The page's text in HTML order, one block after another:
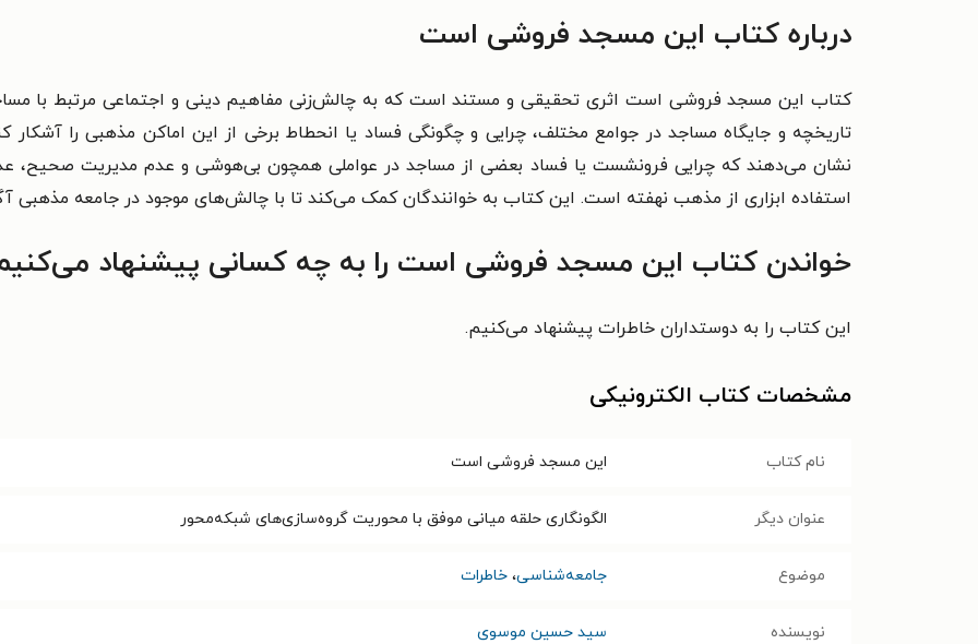
درباره کتاب این مسجد فروشی است
کتاب این مسجد فروشی است اثری تحقیقی و مستند است که به چالش‌زنی مفاهیم دینی و اجتماعی مرتبط با
تاریخچه و جایگاه مساجد در جوامع مختلف، چرایی و چگونگی فساد یا انحطاط برخی از این اماکن مذهبی را آشکار
نشان می‌دهند که چرایی فرونشست یا فساد بعضی از مساجد در عواملی همچون بی‌هوشی و عدم مدیریت صحیح،
استفاده ابزاری از مذهب نهفته است. این کتاب به خوانندگان کمک می‌کند تا با چالش‌های موجود در جامعه مذهبی
خواندن کتاب این مسجد فروشی است را به چه کسانی پیشنهاد
این کتاب را به دوستداران خاطرات پیشنهاد می‌کنیم.
مشخصات کتاب الکترونیکی
نام کتاب این مسجد فروشی است
عنوان دیگر الگونگاری حلقه میانی موفق با محوریت گروه‌سازی‌های شبکه‌محور
موضوع جامعه‌شناسی، خاطرات
نویسنده سید حسین موسوی